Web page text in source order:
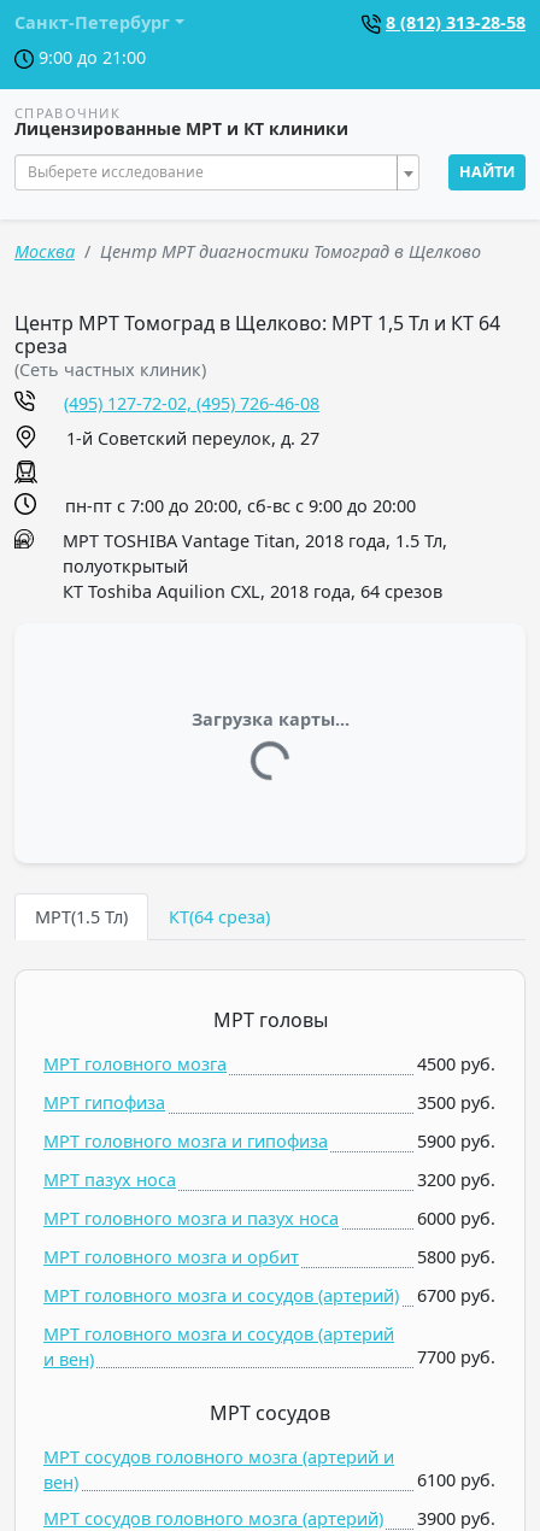
Санкт-Петербург
8 (812) 313-28-58
9:00 до 21:00
СПРАВОЧНИК
Лицензированные МРТ и КТ клиники
Выберете исследование НАЙТИ
Москва Центр МРТ диагностики Томоград в Щелково
Центр МРТ Томоград в Щелково: МРТ 1,5 Тл и КТ 64
среза
(Сеть частных клиник)
(495) 127-72-02, (495) 726-46-08
1-й Советский переулок, д. 27
пн-пт с 7:00 до 20:00, сб-вс с 9:00 до 20:00
МРТ TOSHIBA Vantage Titan, 2018 года, 1.5 Тл,
полуоткрытый
КТ Toshiba Aquilion CXL, 2018 года, 64 срезов
Загрузка карты...
МРТ(1.5 Тл) КТ(64 среза)
МРТ головы
МРТ головного мозга
4500 руб.
МРТ гипофиза
3500 руб.
МРТ головного мозга и гипофиза
5900 руб.
МРТ пазух носа
3200 руб.
МРТ головного мозга и пазух носа
6000 руб.
МРТ головного мозга и орбит
5800 руб.
МРТ головного мозга и сосудов (артерий)
6700 руб.
МРТ головного мозга и сосудов (артерий
и вен)
7700 руб.
МРТ сосудов
МРТ сосудов головного мозга (артерий и
вен)
6100 руб.
МРТ сосудов головного мозга (артерий)
3900 руб.